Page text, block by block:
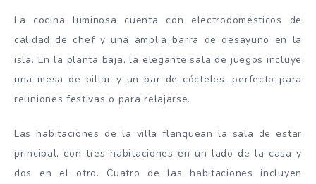
La cocina luminosa cuenta con electrodomésticos de
calidad de chef y una amplia barra de desayuno en la
isla. En la planta baja, la elegante sala de juegos incluye
una mesa de billar y un bar de cócteles, perfecto para
reuniones festivas o para relajarse.
Las habitaciones de la villa flanquean la sala de estar
principal, con tres habitaciones en un lado de la casa y
dos en el otro. Cuatro de las habitaciones incluyen